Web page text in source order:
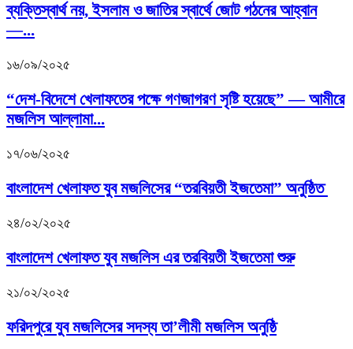
ব্যক্তিস্বার্থ নয়, ইসলাম ও জাতির স্বার্থে জোট গঠনের আহ্বান
—...
১৬/০৯/২০২৫
“দেশ-বিদেশে খেলাফতের পক্ষে গণজাগরণ সৃষ্টি হয়েছে” — আমীরে
মজলিস আল্লামা...
১৭/০৬/২০২৫
বাংলাদেশ খেলাফত যুব মজলিসের “তরবিয়তী ইজতেমা” অনুষ্ঠিত
২৪/০২/২০২৫
বাংলাদেশ খেলাফত যুব মজলিস এর তরবিয়তী ইজতেমা শুরু
২১/০২/২০২৫
ফরিদপুরে যুব মজলিসের সদস্য তা’লীমী মজলিস অনুষ্ঠি